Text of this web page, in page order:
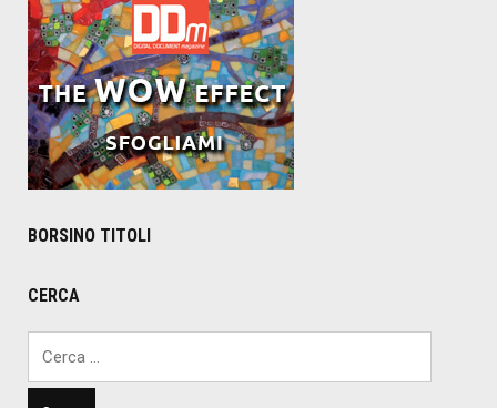
BORSINO TITOLI
CERCA